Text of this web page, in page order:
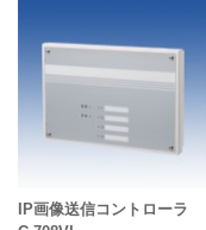
IP画像送信コントローラ